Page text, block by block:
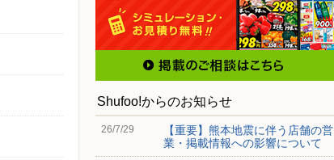
Shufoo!からのお知らせ
26/7/29
【重要】熊本地震に伴う店舗の営
業・掲載情報への影響について